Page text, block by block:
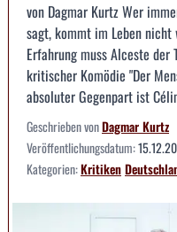
von Dagmar Kurtz Wer
sagt, kommt im Leben nicht
Erfahrung muss Alceste
kritischer Komödie "Der
absoluter Gegenpart ist
Geschrieben vonDagmar Kurtz
Veröffentlichungsdatum:
Kategorien:Kritiken